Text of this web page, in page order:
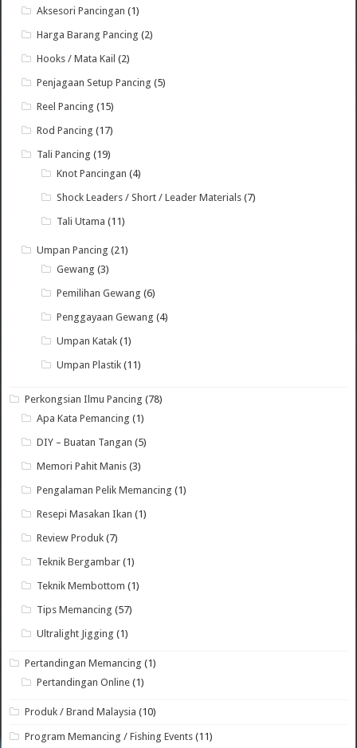
Aksesori Pancingan (1)
Harga Barang Pancing (2)
Hooks / Mata Kail (2)
Penjagaan Setup Pancing (5)
Reel Pancing (15)
Rod Pancing (17)
Tali Pancing (19)
Knot Pancingan (4)
Shock Leaders / Short / Leader Materials (7)
Tali Utama (11)
Umpan Pancing (21)
Gewang (3)
Pemilihan Gewang (6)
Penggayaan Gewang (4)
Umpan Katak (1)
Umpan Plastik (11)
Perkongsian Ilmu Pancing (78)
Apa Kata Pemancing (1)
DIY – Buatan Tangan (5)
Memori Pahit Manis (3)
Pengalaman Pelik Memancing (1)
Resepi Masakan Ikan (1)
Review Produk (7)
Teknik Bergambar (1)
Teknik Membottom (1)
Tips Memancing (57)
Ultralight Jigging (1)
Pertandingan Memancing (1)
Pertandingan Online (1)
Produk / Brand Malaysia (10)
Program Memancing / Fishing Events (11)